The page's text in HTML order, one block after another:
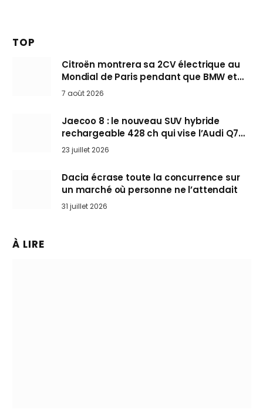
TOP
Citroën montrera sa 2CV électrique au
Mondial de Paris pendant que BMW et
Mini désertent le salon
7 août 2026
Jaecoo 8 : le nouveau SUV hybride
rechargeable 428 ch qui vise l’Audi Q7
arrive en Europe cet automne
23 juillet 2026
Dacia écrase toute la concurrence sur
un marché où personne ne l’attendait
31 juillet 2026
À LIRE